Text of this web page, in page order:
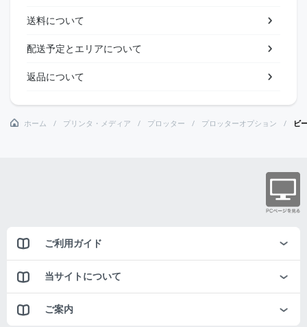
送料について
配送予定とエリアについて
返品について
ホーム プリンタ・メディア プロッター プロッターオプション ビ
ご利用ガイド
当サイトについて
ご案内